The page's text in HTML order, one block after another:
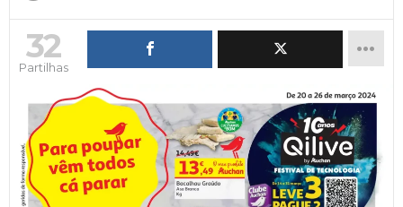
32
Partilhas